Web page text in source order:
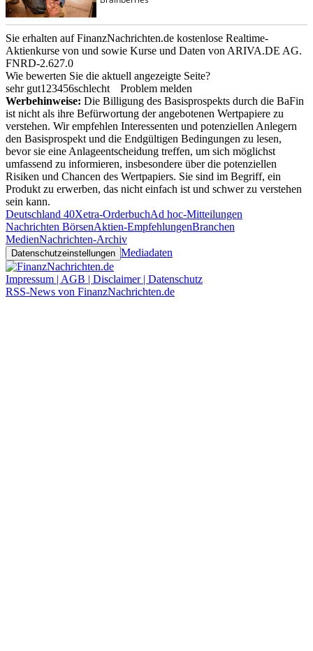
Sie erhalten auf FinanzNachrichten.de kostenlose Realtime-
Aktienkurse von und sowie Kurse und Daten von ARIVA.DE AG.
FNRD-2.627.0
Wie bewerten Sie die aktuell angezeigte Seite?
sehr gut1 23456schlecht
Problem melden
Werbehinweise: Die Billigung des Basisprospekts durch die BaFin
ist nicht als ihre Befürwortung der angebotenen Wertpapiere zu
verstehen. Wir empfehlen Interessenten und potenziellen Anlegern
den Basisprospekt und die Endgültigen Bedingungen zu lesen,
bevor sie eine Anlageentscheidung treffen, um sich möglichst
umfassend zu informieren, insbesondere über die potenziellen
Risiken und Chancen des Wertpapiers. Sie sind im Begriff, ein
Produkt zu erwerben, das nicht einfach ist und schwer zu verstehen
sein kann.
Deutschland 40Xetra-OrderbuchAd hoc-Mitteilungen
Nachrichten BörsenAktien-EmpfehlungenBranchen
MedienNachrichten-Archiv
Datenschutzeinstellungen Mediadaten
Impressum | AGB | Disclaimer | Datenschutz
RSS-News von FinanzNachrichten.de